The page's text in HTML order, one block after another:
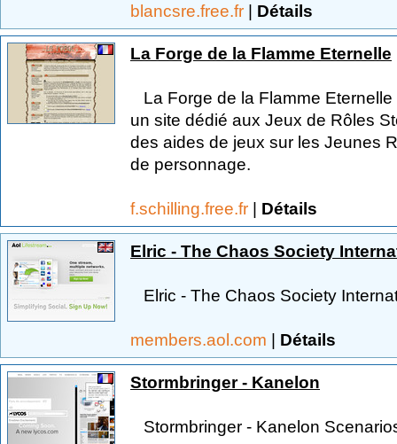
blancsre.free.fr | Détails
La Forge de la Flamme Eternelle
La Forge de la Flamme
un site dédié aux Jeux de Rôles
des aides de jeux sur les Jeunes
de personnage.
f.schilling.free.fr | Détails
Elric - The Chaos Society
Elric - The Chaos Society
members.aol.com | Détails
Stormbringer - Kanelon
Stormbringer - Kanelon